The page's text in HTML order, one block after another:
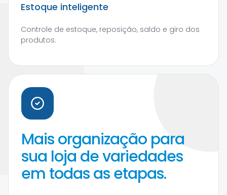
Estoque inteligente
Controle de estoque, reposição, saldo e giro dos
produtos.
Mais organização para
sua loja de variedades
em todas as etapas.